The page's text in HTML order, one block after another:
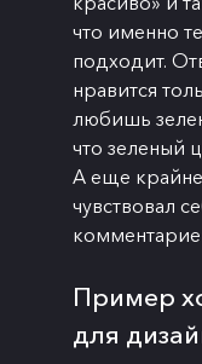
что именно
подходит.
нравится
любишь
что зеленый
А еще крайне
чувствовал
Пример
для